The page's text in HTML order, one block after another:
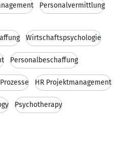
Personalvermittlung
Wirtschaftspsychologie
Personalbeschaffung
HR Projektmanagement
Psychotherapy